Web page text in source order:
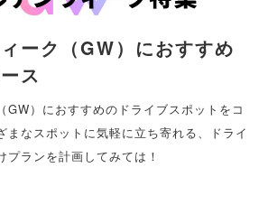
ーク（GW）におすすめ
ス
GW）におすすめのドライブスポットをコ
まなスポットに気軽に立ち寄れる、ドライ
プランを計画してみては！